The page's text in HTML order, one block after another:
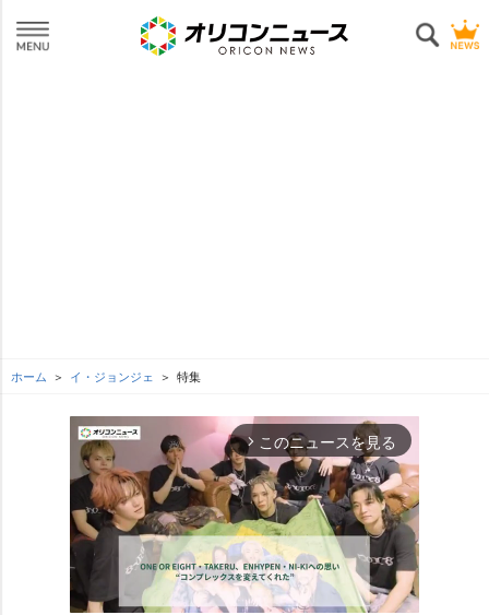
ホーム イ・ジョンジェ 特集
arrow_forward_ios このニュースを見る